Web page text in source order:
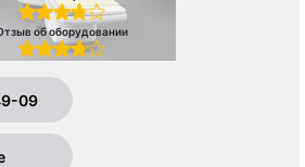
об оборудовании
09